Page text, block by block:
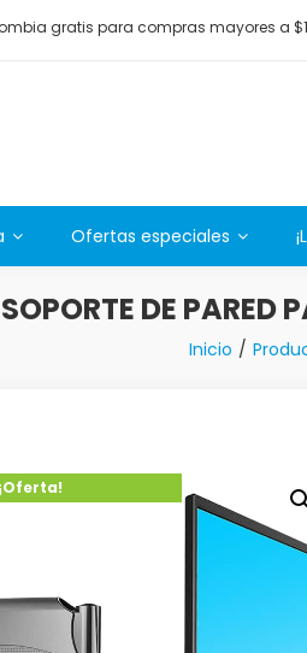
gratis para compras mayores a
Ofertas especiales
SOPORTE DE PARED
Inicio
¡Oferta!